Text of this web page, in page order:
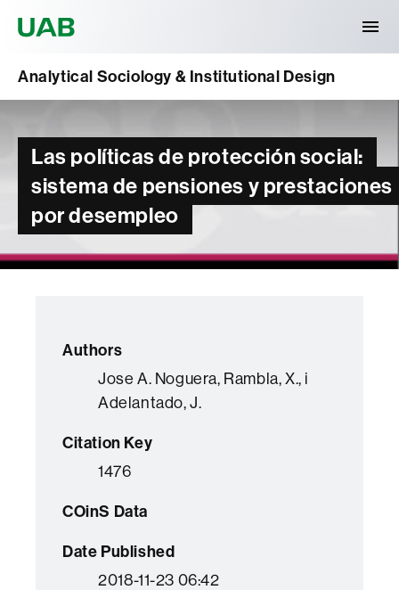
Analytical Sociology & Institutional Design
Las políticas de protección social:
sistema de pensiones y prestaciones
por desempleo
Authors
Jose A. Noguera, Rambla, X., i
Adelantado, J.
Citation Key
1476
COinS Data
Date Published
2018-11-23 06:42